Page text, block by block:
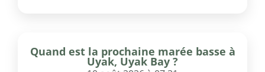
Quand est la prochaine marée basse à
Uyak, Uyak Bay ?